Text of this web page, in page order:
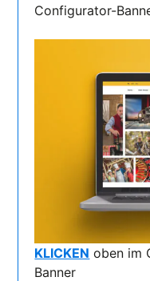
Configurator-
KLICKEN oben im
Banner